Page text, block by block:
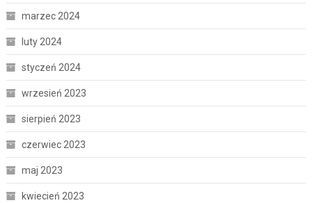
marzec 2024
luty 2024
styczeń 2024
wrzesień 2023
sierpień 2023
czerwiec 2023
maj 2023
kwiecień 2023